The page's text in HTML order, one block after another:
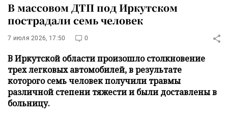
В массовом ДТП под Иркутском
пострадали семь человек
7 июля 2026, 17:50 0
В Иркутской области произошло столкновение
трех легковых автомобилей, в результате
которого семь человек получили травмы
различной степени тяжести и были доставлены в
больницу.